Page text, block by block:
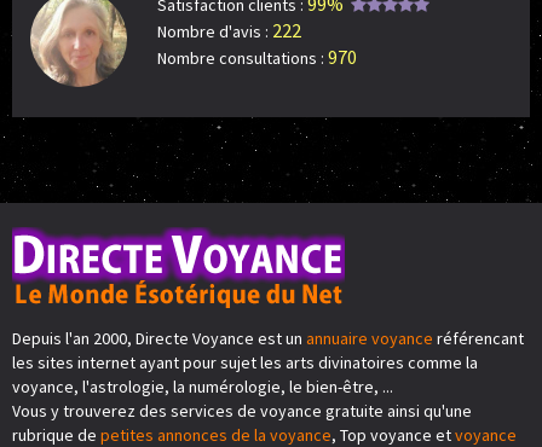
Satisfaction clients :
Nombre d'avis : 222
Nombre consultations : 970
Depuis l'an 2000, Directe Voyance est un annuaire voyance référencant
les sites internet ayant pour sujet les arts divinatoires comme la
voyance, l'astrologie, la numérologie, le bien-être, ...
Vous y trouverez des services de voyance gratuite ainsi qu'une
rubrique de petites annonces de la voyance, Top voyance etvoyance